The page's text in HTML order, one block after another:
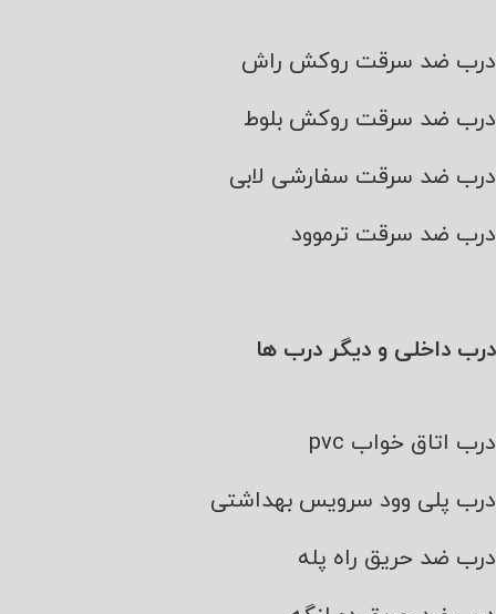
درب ضد سرقت روکش راش
درب ضد سرقت روکش بلوط
درب ضد سرقت سفارشی لابی
درب ضد سرقت ترموود
درب داخلی و دیگر درب ها
درب اتاق خواب pvc
درب پلی وود سرویس بهداشتی
درب ضد حریق راه پله